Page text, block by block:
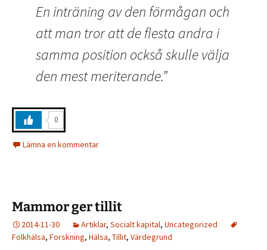
En inträning av den förmågan och
att man tror att de flesta andra i
samma position också skulle välja
den mest meriterande.”
0
Lämna en kommentar
Mammor ger tillit
2014-11-30 Artiklar, Socialt kapital, Uncategorized
Folkhälsa, Forskning, Hälsa, Tillit, Värdegrund